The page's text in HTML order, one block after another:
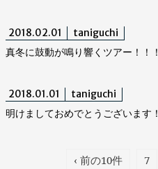
2018.02.01 taniguchi
真冬に鼓動が鳴り響くツアー！！！
2018.01.01 taniguchi
明けましておめでとうございます！
‹ 前の10件 7